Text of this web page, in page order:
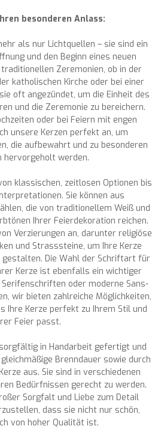
besonderen Anlass:
als nur Lichtquellen – sie sind ein
und den Beginn eines neuen
Zeremonien, ob in der
katholischen Kirche oder bei einer
oft angezündet, um die Einheit des
und die Zeremonie zu bereichern.
oder bei Feiern mit engen
unsere Kerzen perfekt an, um
die aufbewahrt und zu besonderen
hervorgeholt werden.
klassischen, zeitlosen Optionen bis
Sie können aus
die von traditionellem Weiß und
Ihrer Feierdekoration reichen.
Verzierungen an, darunter religiöse
und Strasssteine, um Ihre Kerze
gestalten. Die Wahl der Schriftart für
Kerze ist ebenfalls ein wichtiger
oder moderne Sans-
wir bieten zahlreiche Möglichkeiten,
Ihre Kerze perfekt zu Ihrem Stil und
Feier passt.
in Handarbeit gefertigt und
Brenndauer sowie durch
aus. Sie sind in verschiedenen
Bedürfnissen gerecht zu werden.
Sorgfalt und Liebe zum Detail
dass sie nicht nur schön,
von hoher Qualität ist.